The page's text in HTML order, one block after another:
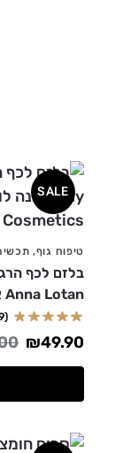
SALE
טיפוח גוף,
Anna Lotan אנה לוטן
(9)
₪49.90